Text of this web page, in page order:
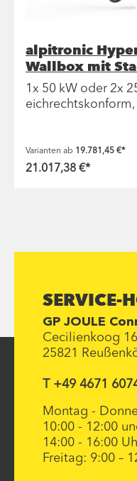
alpitronic
Wallbox mit
1x 50 kW oder 2x
eichrechtskonform,
Varianten ab 19.781,45 €*
21.017,38 €*
SERVICE-
GP JOULE
Cecilienkoog 16
25821
T +49 4671
Montag -
10:00 - 12:00
14:00 - 16:00
Freitag: 9:00 –